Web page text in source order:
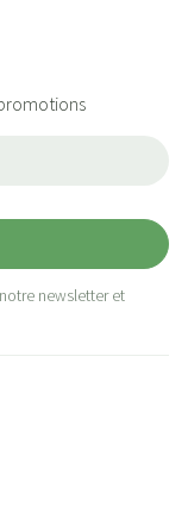
newsletter et